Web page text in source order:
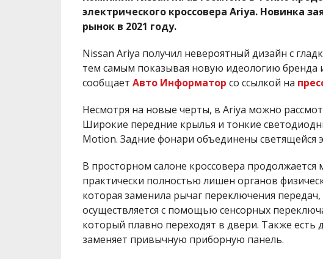
электрического кроссовера Ariya. Новинка
рынок в 2021 году.
Nissan Ariya получил невероятный дизайн с
тем самым показывая новую идеологию бренда
сообщает Авто Информатор со ссылкой на
Несмотря на новые черты, в Ariya можно
Широкие передние крылья и тонкие
Motion. Задние фонари объединены светящейся
В просторном салоне кроссовера продолжается
практически полностью лишен органов
которая заменила рычаг переключения передач,
осуществляется с помощью сенсорных
который плавно переходят в двери. Также
заменяет привычную приборную панель.